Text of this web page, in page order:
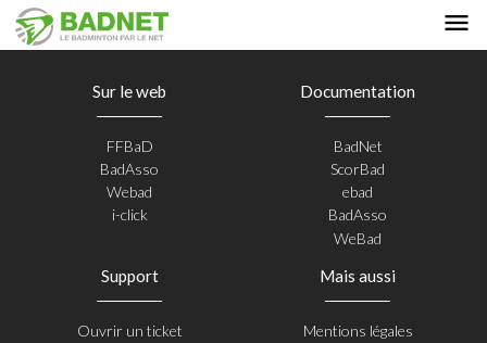
Sur le web
FFBaD
BadAsso
Webad
i-click
Documentation
BadNet
ScorBad
ebad
BadAsso
WeBad
Support
Ouvrir un ticket
Mais aussi
Mentions légales